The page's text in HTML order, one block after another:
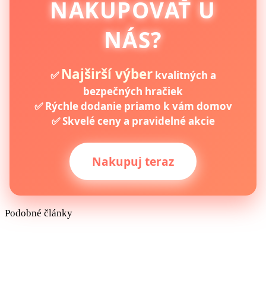
NAKUPOVAŤ U
NÁS?
✅ Najširší výberkvalitných a
bezpečných hračiek
✅ Rýchle dodanie priamo k vám domov
✅ Skvelé ceny a pravidelné akcie
Nakupuj teraz
Podobné články